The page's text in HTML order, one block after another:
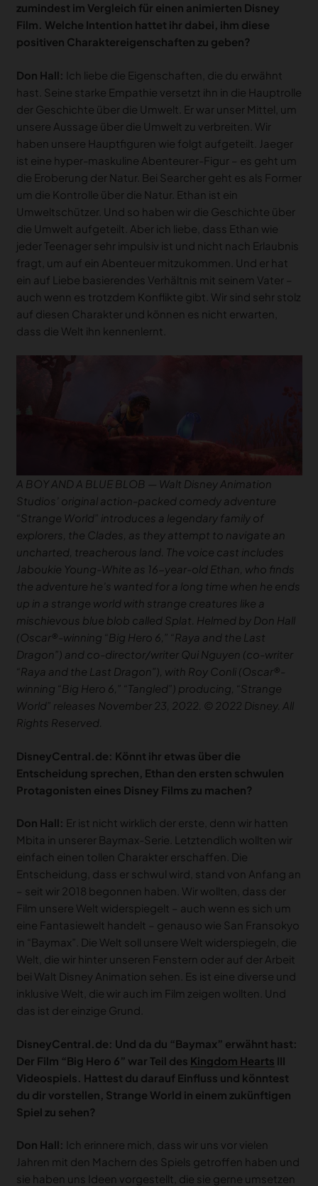
zumindest im Vergleich für einen animierten Disney
Film. Welche Intention hattet ihr dabei, ihm diese
positiven Charaktereigenschaften zu geben?
Don Hall: Ich liebe die Eigenschaften, die du erwähnt
hast. Seine starke Empathie versetzt ihn in die Hauptrolle
der Geschichte über die Umwelt. Er war unser Mittel, um
unsere Aussage über die Umwelt zu verbreiten. Wir
haben unsere Hauptfiguren wie folgt aufgeteilt. Jaeger
ist eine hyper-maskuline Abenteurer-Figur – es geht um
die Eroberung der Natur. Bei Searcher geht es als Former
um die Kontrolle über die Natur. Ethan ist ein
Umweltschützer. Und so haben wir die Geschichte über
die Umwelt aufgeteilt. Aber ich liebe, dass Ethan wie
jeder Teenager sehr impulsiv ist und nicht nach Erlaubnis
fragt, um auf ein Abenteuer mitzukommen. Und er hat
ein auf Liebe basierendes Verhältnis mit seinem Vater –
auch wenn es trotzdem Konflikte gibt. Wir sind sehr stolz
auf diesen Charakter und können es nicht erwarten,
dass die Welt ihn kennenlernt.
A BOY AND A BLUE BLOB — Walt Disney Animation
Studios’ original action-packed comedy adventure
“Strange World” introduces a legendary family of
explorers, the Clades, as they attempt to navigate an
uncharted, treacherous land. The voice cast includes
Jaboukie Young-White as 16-year-old Ethan, who finds
the adventure he’s wanted for a long time when he ends
up in a strange world with strange creatures like a
mischievous blue blob called Splat. Helmed by Don Hall
(Oscar®-winning “Big Hero 6,” “Raya and the Last
Dragon”) and co-director/writer Qui Nguyen (co-writer
“Raya and the Last Dragon”), with Roy Conli (Oscar®-
winning “Big Hero 6,” “Tangled”) producing, “Strange
World” releases November 23, 2022. © 2022 Disney. All
Rights Reserved.
DisneyCentral.de: Könnt ihr etwas über die
Entscheidung sprechen, Ethan den ersten schwulen
Protagonisten eines Disney Films zu machen?
Don Hall: Er ist nicht wirklich der erste, denn wir hatten
Mbita in unserer Baymax-Serie. Letztendlich wollten wir
einfach einen tollen Charakter erschaffen. Die
Entscheidung, dass er schwul wird, stand von Anfang an
– seit wir 2018 begonnen haben. Wir wollten, dass der
Film unsere Welt widerspiegelt – auch wenn es sich um
eine Fantasiewelt handelt – genauso wie San Fransokyo
in “Baymax”. Die Welt soll unsere Welt widerspiegeln, die
Welt, die wir hinter unseren Fenstern oder auf der Arbeit
bei Walt Disney Animation sehen. Es ist eine diverse und
inklusive Welt, die wir auch im Film zeigen wollten. Und
das ist der einzige Grund.
DisneyCentral.de: Und da du “Baymax” erwähnt hast:
Der Film “Big Hero 6” war Teil des Kingdom Hearts III
Videospiels. Hattest du darauf Einfluss und könntest
du dir vorstellen, Strange World in einem zukünftigen
Spiel zu sehen?
Don Hall: Ich erinnere mich, dass wir uns vor vielen
Jahren mit den Machern des Spiels getroffen haben und
sie haben uns Ideen vorgestellt, die sie gerne umsetzen